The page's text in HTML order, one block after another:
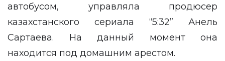
автобусом, управляла продюсер
казахстанского сериала “5:32” Анель
Сартаева. На данный момент она
находится под домашним арестом.